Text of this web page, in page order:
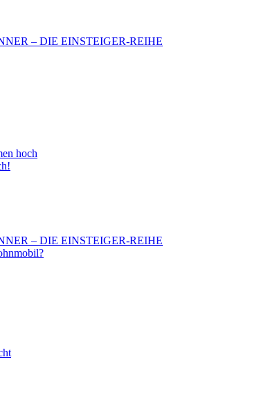
– DIE EINSTEIGER-REIHE
hoch
– DIE EINSTEIGER-REIHE